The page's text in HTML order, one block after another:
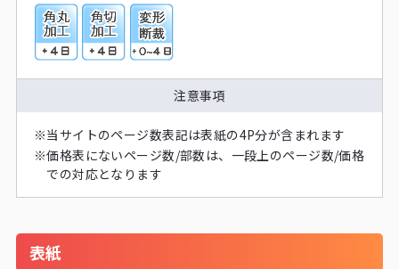
注意事項
※当サイトのページ数表記は表紙の4P分が含まれます
※価格表にないページ数/部数は、一段上のページ数/価格
での対応となります
表紙